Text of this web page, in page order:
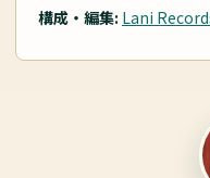
構成・編集: Lani